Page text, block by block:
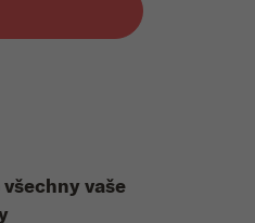
vaše